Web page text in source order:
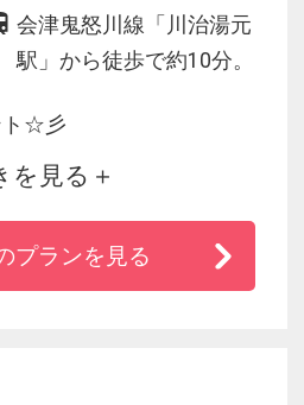
会津鬼怒川線「川治湯元
駅」から徒歩で約10分。
ト☆彡
湧き出る天然湯の100％源
も採用されているシモン
み頂けます。
を見る
プランを見る